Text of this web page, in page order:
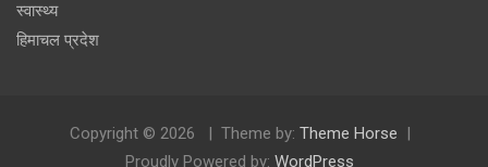
स्वास्थ्य
हिमाचल प्रदेश
Copyright © 2026 Theme by: Theme Horse
Proudly Powered by: WordPress